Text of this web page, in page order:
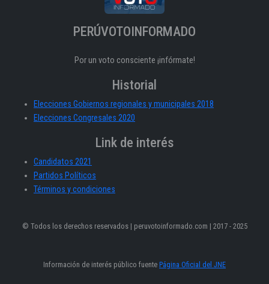
PERÚVOTOINFORMADO
Por un voto consciente ¡infórmate!
Historial
Elecciones Gobiernos regionales y municipales 2018
Elecciones Congresales 2020
Link de interés
Candidatos 2021
Partidos Políticos
Términos y condiciones
© Todos los derechos reservados | peruvotoinformado.com | 2017 - 2025
Información de interés público fuente Página Oficial del JNE